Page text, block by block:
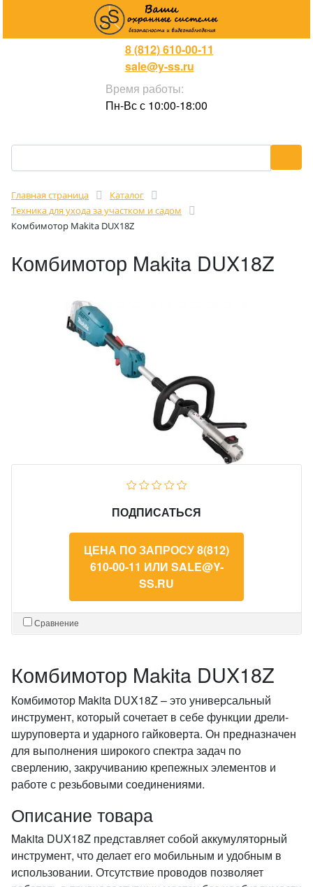
8 (812) 610-00-11
sale@y-ss.ru
Время работы:
Пн-Вс с 10:00-18:00
Главная страница
Каталог
Техника для ухода за участком и садом
Комбимотор Makita DUX18Z
Комбимотор Makita DUX18Z
ПОДПИСАТЬСЯ
ЦЕНА ПО ЗАПРОСУ 8(812)
610-00-11 ИЛИ SALE@Y-
SS.RU
Сравнение
Комбимотор Makita DUX18Z
Комбимотор Makita DUX18Z – это универсальный
инструмент, который сочетает в себе функции дрели-
шуруповерта и ударного гайковерта. Он предназначен
для выполнения широкого спектра задач по
сверлению, закручиванию крепежных элементов и
работе с резьбовыми соединениями.
Описание товара
Makita DUX18Z представляет собой аккумуляторный
инструмент, что делает его мобильным и удобным в
использовании. Отсутствие проводов позволяет